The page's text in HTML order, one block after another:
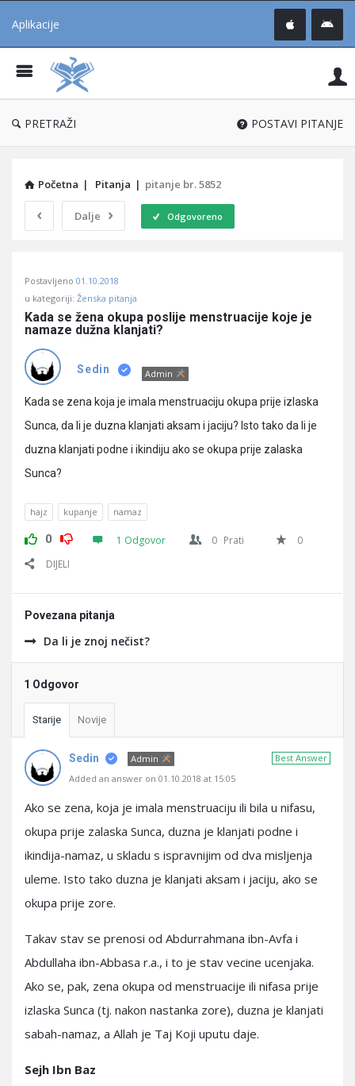
Aplikacije
®
PRETRAŽI POSTAVI PITANJE
Početna | Pitanja | pitanje br. 5852
Dalje Odgovoreno
Učene
Latest
Pitanja
Postavljeno 01.10.2018
u kategoriji: Ženska pitanja
Kada se žena okupa poslije menstruacije koje je
namaze dužna klanjati?
Sedin Admin
Kada se zena koja je imala menstruaciju okupa prije izlaska
Sunca, da li je duzna klanjati aksam i jaciju? Isto tako da li je
duzna klanjati podne i ikindiju ako se okupa prije zalaska
Sunca?
hajz kupanje namaz
0 1 Odgovor 0 Prati
0
DIJELI
Povezana pitanja
Da li je znoj nečist?
1 Odgovor
Starije Novije
Best Answer
Sedin
Admin
Added an answer on 01.10.2018 at 15:05
Ako se zena, koja je imala menstruaciju ili bila u nifasu,
okupa prije zalaska Sunca, duzna je klanjati podne i
ikindija-namaz, u skladu s ispravnijim od dva misljenja
uleme. Isto tako duzna je klanjati aksam i jaciju, ako se
okupa prije zore.
Takav stav se prenosi od Abdurrahmana ibn-Avfa i
Abdullaha ibn-Abbasa r.a., i to je stav vecine ucenjaka.
Ako se, pak, zena okupa od menstruacije ili nifasa prije
izlaska Sunca (tj. nakon nastanka zore), duzna je klanjati
sabah-namaz, a Allah je Taj Koji uputu daje.
Sejh Ibn Baz